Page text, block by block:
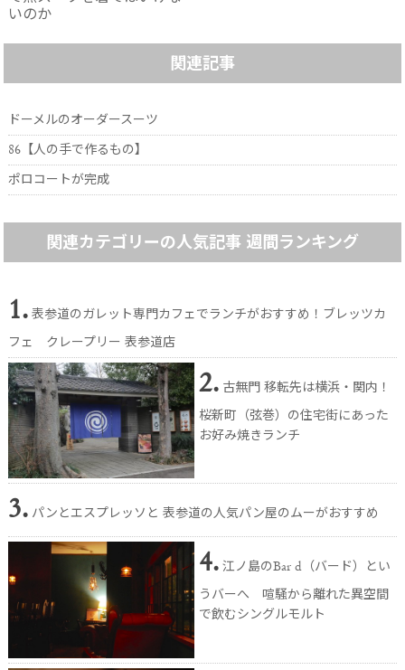
いのか
関連記事
ドーメルのオーダースーツ
86【人の手で作るもの】
ポロコートが完成
関連カテゴリーの人気記事 週間ランキング
1. 表参道のガレット専門カフェでランチがおすすめ！ブレッツカ
フェ クレープリー 表参道店
2. 古無門 移転先は横浜・関内！
桜新町（弦巻）の住宅街にあった
お好み焼きランチ
3. パンとエスプレッソと 表参道の人気パン屋のムーがおすすめ
4. 江ノ島のBar d（バード）とい
うバーへ 喧騒から離れた異空間
で飲むシングルモルト